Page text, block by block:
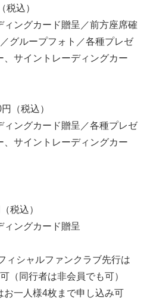
込）
ングカード贈呈／前方座席確
グループフォト／各種プレゼ
、サイントレーディングカー
（税込）
ングカード贈呈／各種プレゼ
、サイントレーディングカー
税込）
ィングカード贈呈
ィシャルファンクラブ先行は
（同行者は非会員でも可）
一人様4枚まで申し込み可